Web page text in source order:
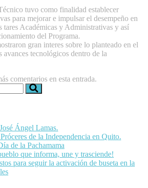
tuvo como finalidad establecer
para mejorar e impulsar el desempeño en
tares Académicas y Administrativas y así
del Programa.
gran interes sobre lo planteado en el
avances tecnológicos dentro de la
comentarios en esta entrada.
Ángel Lamas.
de la Independencia en Quito.
de la Pachamama
que informa, une y trasciende!
para seguir la activación de buseta en la